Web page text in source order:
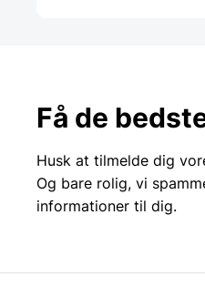
Få de
Husk at tilmelde dig
Og bare rolig, vi
informationer til dig.